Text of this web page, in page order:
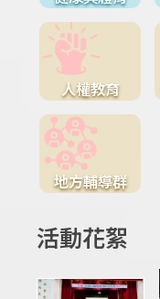
人權教育
地方輔導群
活動花絮